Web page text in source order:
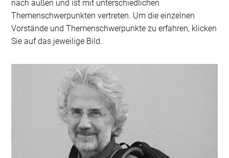
nach außen und ist mit unterschiedlichen
Themenschwerpunkten vertreten. Um die einzelnen
Vorstände und Themenschwerpunkte zu erfahren, klicken
Sie auf das jeweilige Bild.